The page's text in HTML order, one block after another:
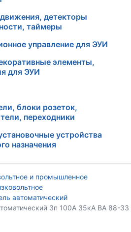
детекторы
таймеры
управление для ЭУИ
элементы,
для ЭУИ
блоки розеток,
переходники
устройства
назначения
и промышленное
автоматический
3п 100А 35кА ВА 88-33